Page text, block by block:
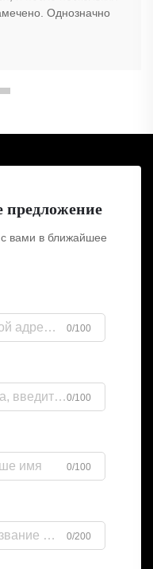
Однозначно
предложение
вами в ближайшее
0/100
0/100
0/100
0/200